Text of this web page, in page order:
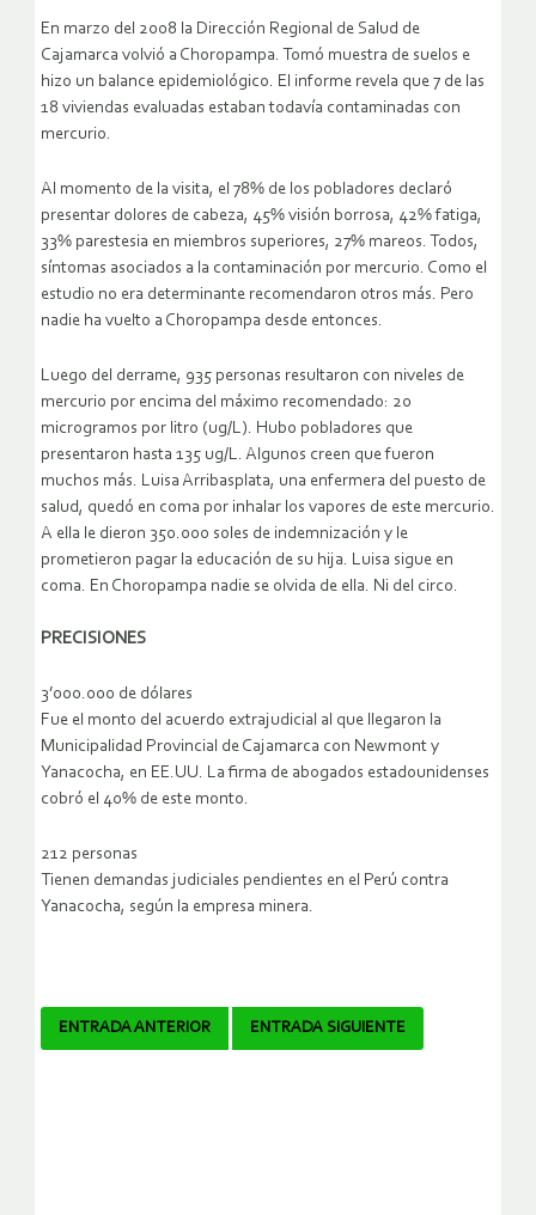
En marzo del 2008 la Dirección Regional de Salud de
Cajamarca volvió a Choropampa. Tomó muestra de suelos e
hizo un balance epidemiológico. El informe revela que 7 de las
18 viviendas evaluadas estaban todavía contaminadas con
mercurio.
Al momento de la visita, el 78% de los pobladores declaró
presentar dolores de cabeza, 45% visión borrosa, 42% fatiga,
33% parestesia en miembros superiores, 27% mareos. Todos,
síntomas asociados a la contaminación por mercurio. Como el
estudio no era determinante recomendaron otros más. Pero
nadie ha vuelto a Choropampa desde entonces.
Luego del derrame, 935 personas resultaron con niveles de
mercurio por encima del máximo recomendado: 20
microgramos por litro (ug/L). Hubo pobladores que
presentaron hasta 135 ug/L. Algunos creen que fueron
muchos más. Luisa Arribasplata, una enfermera del puesto de
salud, quedó en coma por inhalar los vapores de este mercurio.
A ella le dieron 350.000 soles de indemnización y le
prometieron pagar la educación de su hija. Luisa sigue en
coma. En Choropampa nadie se olvida de ella. Ni del circo.
PRECISIONES
3’000.000 de dólares
Fue el monto del acuerdo extrajudicial al que llegaron la
Municipalidad Provincial de Cajamarca con Newmont y
Yanacocha, en EE.UU. La firma de abogados estadounidenses
cobró el 40% de este monto.
212 personas
Tienen demandas judiciales pendientes en el Perú contra
Yanacocha, según la empresa minera.
Navegador
ENTRADA ANTERIOR ENTRADA SIGUIENTE